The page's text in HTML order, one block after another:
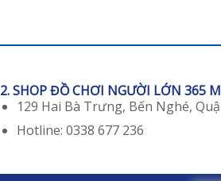
2. SHOP ĐỒ CHƠI NGƯỜI LỚN 365
129 Hai Bà Trưng, Bến Nghé,
Hotline: 0338 677 236